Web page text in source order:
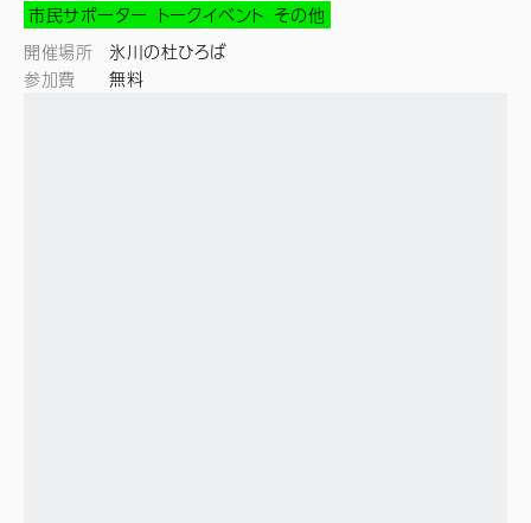
市民サポーター トークイベント その他
開催場所
氷川の杜ひろば
参加費
無料